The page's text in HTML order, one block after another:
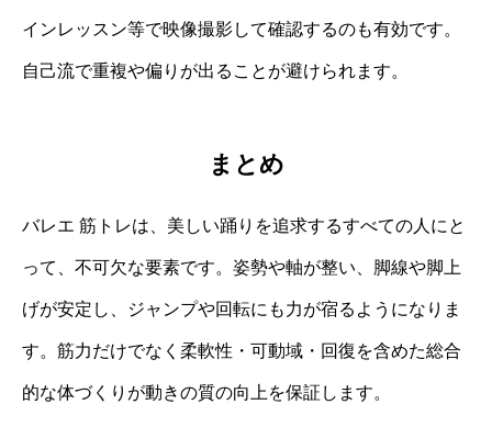
インレッスン等で映像撮影して確認するのも有効です。
自己流で重複や偏りが出ることが避けられます。
まとめ
バレエ 筋トレは、美しい踊りを追求するすべての人にと
って、不可欠な要素です。姿勢や軸が整い、脚線や脚上
げが安定し、ジャンプや回転にも力が宿るようになりま
す。筋力だけでなく柔軟性・可動域・回復を含めた総合
的な体づくりが動きの質の向上を保証します。